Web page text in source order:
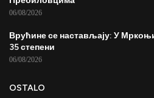
06/08/2026
Врућине се настављају: У
35 степени
06/08/2026
OSTALO